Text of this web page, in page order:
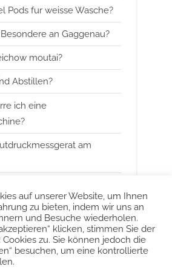
Pods fur weisse Wasche?
an Gaggenau?
moutai?
Abstillen?
ich eine
am
kombinieren?
an Smeg?
auf unserer Website, um Ihnen
zu bieten, indem wir uns an
und Besuche wiederholen.
klicken, stimmen Sie der
zu. Sie können jedoch die
besuchen, um eine kontrollierte